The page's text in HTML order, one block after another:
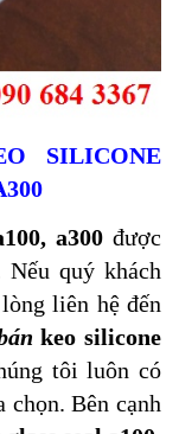
SILICONE
a300 được
quý khách
liên hệ đến
keo silicone
tôi luôn có
chọn. Bên cạnh